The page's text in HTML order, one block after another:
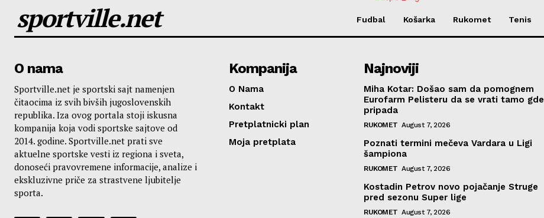
sportville.net Fudbal Košarka Rukomet Tenis
O nama
Sportville.net je sportski sajt namenjen
čitaocima iz svih bivših jugoslovenskih
republika. Iza ovog portala stoji iskusna
kompanija koja vodi sportske sajtove od
2014. godine. Sportville.net prati sve
aktuelne sportske vesti iz regiona i sveta,
donoseći pravovremene informacije, analize i
ekskluzivne priče za strastvene ljubitelje
sporta.
Kompanija
O Nama
Kontakt
Pretplatnicki plan
Moja pretplata
Najnoviji
Miha Kotar: Došao sam da pomognem
Eurofarm Pelisteru da se vrati tamo gde
pripada
RUKOMET August 7, 2026
Poznati termini mečeva Vardara u Ligi
šampiona
RUKOMET August 7, 2026
Kostadin Petrov novo pojačanje Struge
pred sezonu Super lige
RUKOMET August 7, 2026